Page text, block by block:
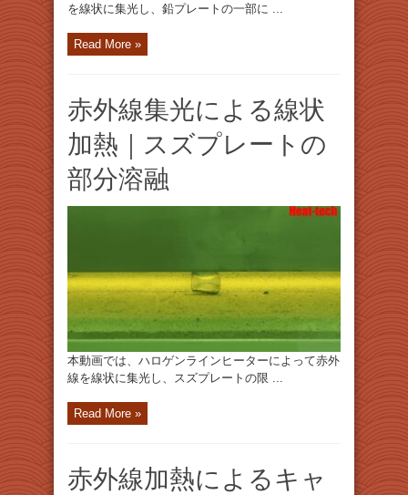
を線状に集光し、鉛プレートの一部に ...
Read More »
赤外線集光による線状
加熱｜スズプレートの
部分溶融
本動画では、ハロゲンラインヒーターによって赤外
線を線状に集光し、スズプレートの限 ...
Read More »
赤外線加熱によるキャ